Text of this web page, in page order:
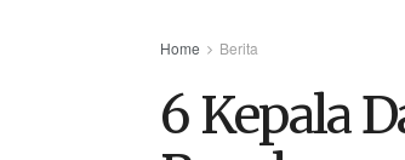
Home Berita
6 Kepala